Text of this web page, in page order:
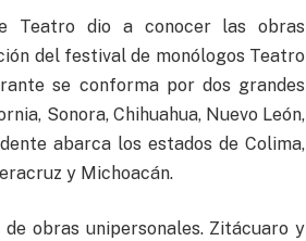
Teatro dio a conocer las obras
del festival de monólogos Teatro
se conforma por dos grandes
Sonora, Chihuahua, Nuevo León,
abarca los estados de Colima,
y Michoacán.
obras unipersonales. Zitácuaro y